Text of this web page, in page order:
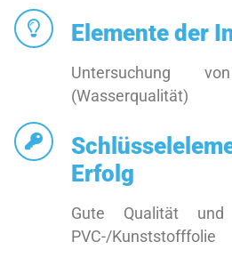
Elemente der
Untersuchung
(Wasserqualität)
Erfolg
Gute Qualität und
PVC-/Kunststofffolie